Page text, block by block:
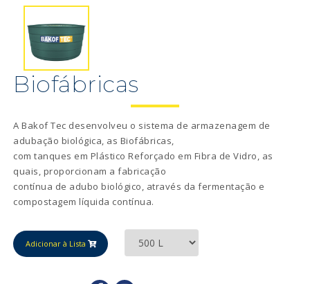
Biofábricas
A Bakof Tec desenvolveu o sistema de armazenagem de
adubação biológica, as Biofábricas,
com tanques em Plástico Reforçado em Fibra de Vidro, as
quais, proporcionam a fabricação
contínua de adubo biológico, através da fermentação e
compostagem líquida contínua.
Adicionar à Lista